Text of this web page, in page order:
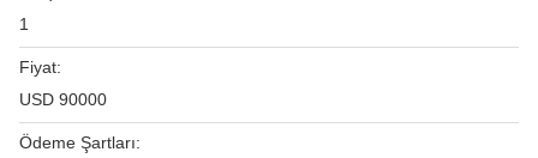
1
Fiyat:
USD 90000
Ödeme Şartları: